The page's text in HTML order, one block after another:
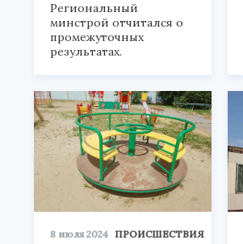
Региональный
минстрой отчитался о
промежуточных
результатах.
8 июля 2024 ПРОИСШЕСТВИЯ